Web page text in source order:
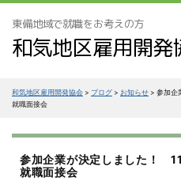
東備地域で就職をお考えの方
和気地区雇用開発
和気地区雇用開発協会 > ブログ > お知らせ > 参加企
就職面接会
参加企業が決定しました！
就職面接会